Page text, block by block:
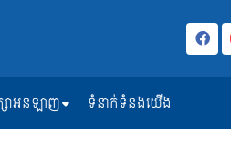
សាអនឡាញ ទំនាក់ទំនងយើង